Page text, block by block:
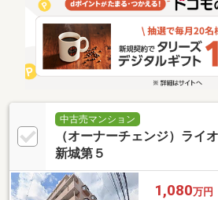
中古売マンション
（オーナーチェンジ）ライ
新城第５
1,080万円